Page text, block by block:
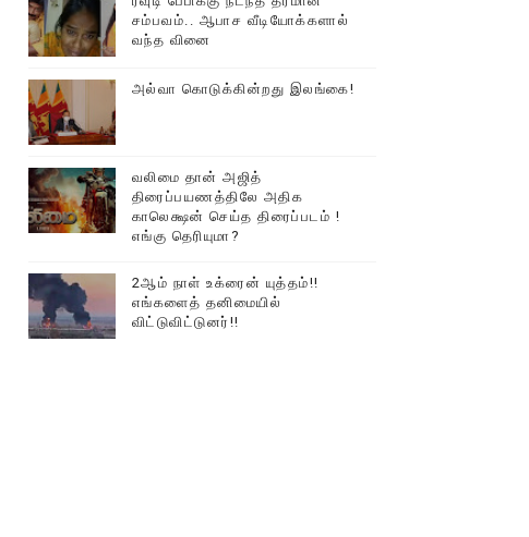
திரண்ட தமிழ்மக்கள்!!
சம்பவம்.. ஆபாச வீடியோக்களால்
வந்த வினை
அல்வா கொடுக்கின்றது இலங்கை!
வலிமை தான் அஜித்
திரைப்பயணத்திலே அதிக
காலெக்ஷன் செய்த திரைப்படம் !
எங்கு தெரியுமா?
2ஆம் நாள் உக்ரைன் யுத்தம்!!
எங்களைத் தனிமையில்
விட்டுவிட்டுனர்!!